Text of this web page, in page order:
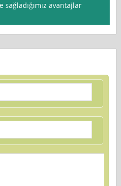
avantajlar